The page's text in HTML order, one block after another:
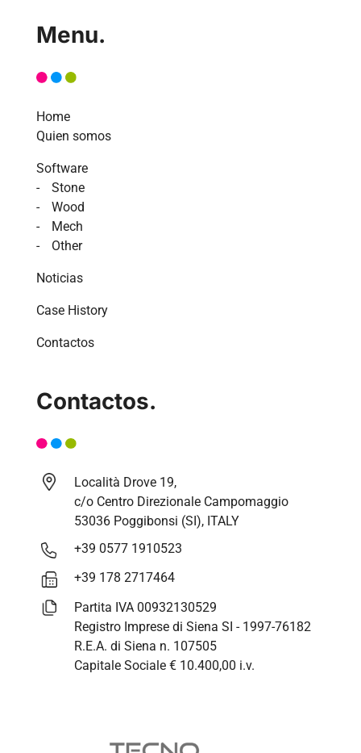
Menu.
Home
Quien somos
Software
Stone
Wood
Mech
Other
Noticias
Case History
Contactos
Contactos.
Località Drove 19,
c/o Centro Direzionale Campomaggio
53036 Poggibonsi (SI), ITALY
+39 0577 1910523
+39 178 2717464
Partita IVA 00932130529
Registro Imprese di Siena SI - 1997-76182
R.E.A. di Siena n. 107505
Capitale Sociale € 10.400,00 i.v.